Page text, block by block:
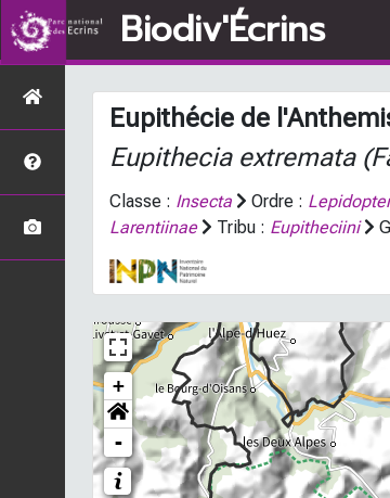
Biodiv'Écrins
Eupithécie de
Eupithecia extremata
Classe : Insecta Ordre :
Larentiinae
Tribu : Eupitheciini
+
-